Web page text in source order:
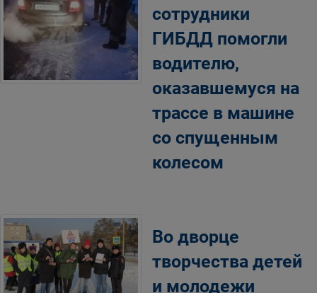
сотрудники
ГИБДД помогли
водителю,
оказавшемуся на
трассе в машине
со спущенным
колесом
Во дворце
творчества детей
и молодежи